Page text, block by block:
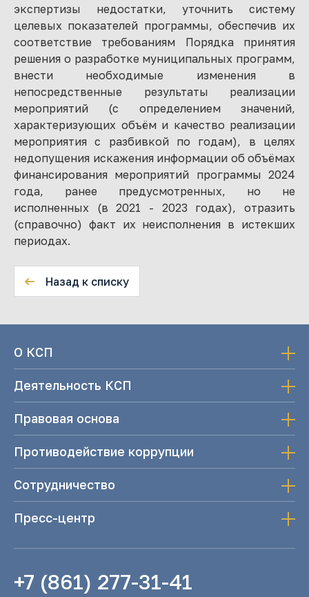
экспертизы недостатки, уточнить систему
целевых показателей программы, обеспечив их
соответствие требованиям Порядка принятия
решения о разработке муниципальных программ,
внести необходимые изменения в
непосредственные результаты реализации
мероприятий (с определением значений,
характеризующих объём и качество реализации
мероприятия с разбивкой по годам), в целях
недопущения искажения информации об объёмах
финансирования мероприятий программы 2024
года, ранее предусмотренных, но не
исполненных (в 2021 - 2023 годах), отразить
(справочно) факт их неисполнения в истекших
периодах.
Назад к списку
О КСП
Деятельность КСП
Правовая основа
Противодействие коррупции
Сотрудничество
Пресс-центр
+7 (861) 277-31-41